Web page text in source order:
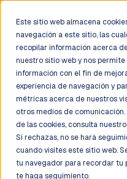
Este sitio web almacena
navegación a este sitio, las
recopilar información acerca
nuestro sitio web y nos
información con el fin de
experiencia de navegación y
métricas acerca de nuestros
otros medios de
de las cookies, consulta nuestro
Si rechazas, no se hará
cuando visites este sitio web.
tu navegador para recordar tu
te haga seguimiento.
Talk to
CLOUD COMPUTING